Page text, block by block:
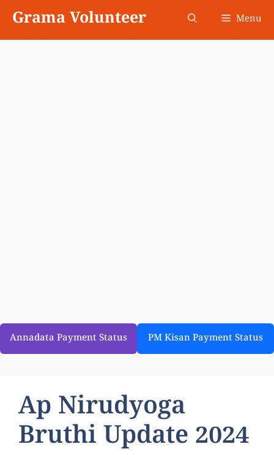
content
Grama Volunteer Menu
Annadata Payment Status PM Kisan Payment Status
Ap Nirudyoga
Bruthi Update 2024